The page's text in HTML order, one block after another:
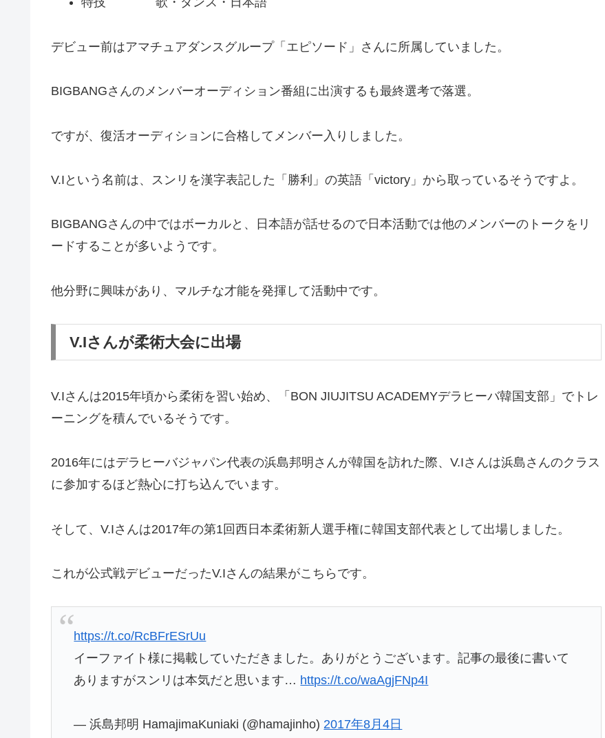
デビュー前はアマチュアダンスグループ「エピソード」さんに所属していました。
BIGBANGさんのメンバーオーディション番組に出演するも最終選考で落選。
ですが、復活オーディションに合格してメンバー入りしました。
V.Iという名前は、スンリを漢字表記した「勝利」の英語「victory」から取っているそうですよ。
BIGBANGさんの中ではボーカルと、日本語が話せるので日本活動では他のメンバーのトークをリ
ードすることが多いようです。
他分野に興味があり、マルチな才能を発揮して活動中です。
V.Iさんが柔術大会に出場
V.Iさんは2015年頃から柔術を習い始め、「BON JIUJITSU ACADEMYデラヒーバ韓国支部」でトレ
ーニングを積んでいるそうです。
2016年にはデラヒーバジャパン代表の浜島邦明さんが韓国を訪れた際、V.Iさんは浜島さんのクラス
に参加するほど熱心に打ち込んでいます。
そして、V.Iさんは2017年の第1回西日本柔術新人選手権に韓国支部代表として出場しました。
これが公式戦デビューだったV.Iさんの結果がこちらです。
https://t.co/RcBFrESrUu
イーファイト様に掲載していただきました。ありがとうございます。記事の最後に書いて
ありますがスンリは本気だと思います… https://t.co/waAgjFNp4I
— 浜島邦明 HamajimaKuniaki (@hamajinho) 2017年8月4日